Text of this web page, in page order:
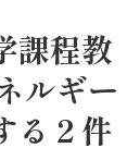
課程教
ルギー
る２件